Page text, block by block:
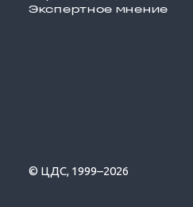
Экспертное мнение
© ЦДС, 1999–2026